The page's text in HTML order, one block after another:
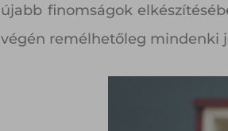
újabb finomságok
végén remélhetőleg mindenki